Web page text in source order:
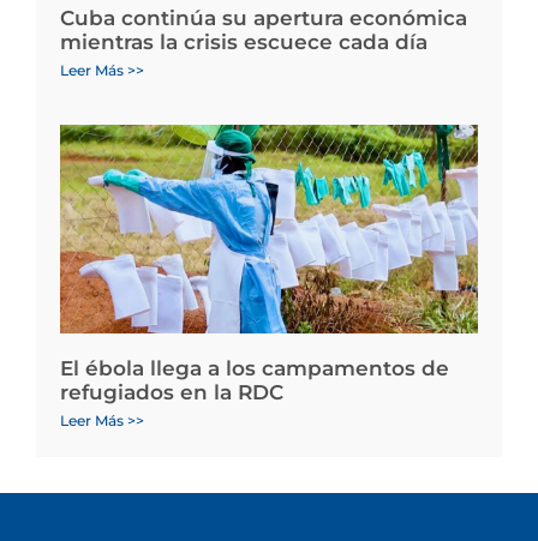
Cuba continúa su apertura económica
mientras la crisis escuece cada día
Leer Más >>
El ébola llega a los campamentos de
refugiados en la RDC
Leer Más >>